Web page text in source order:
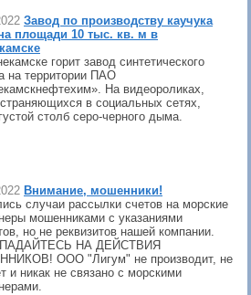
Завод по производству каучука
площади 10 тыс. кв. м в
горит завод синтетического
на территории ПАО
На видеороликах,
в социальных сетях,
столб серо-черного дыма.
Внимание, мошенники!
случаи рассылки счетов на морские
мошенниками с указаниями
но не реквизитов нашей компании.
НА ДЕЙСТВИЯ
ООО "Лигум" не производит, не
и никак не связано с морскими